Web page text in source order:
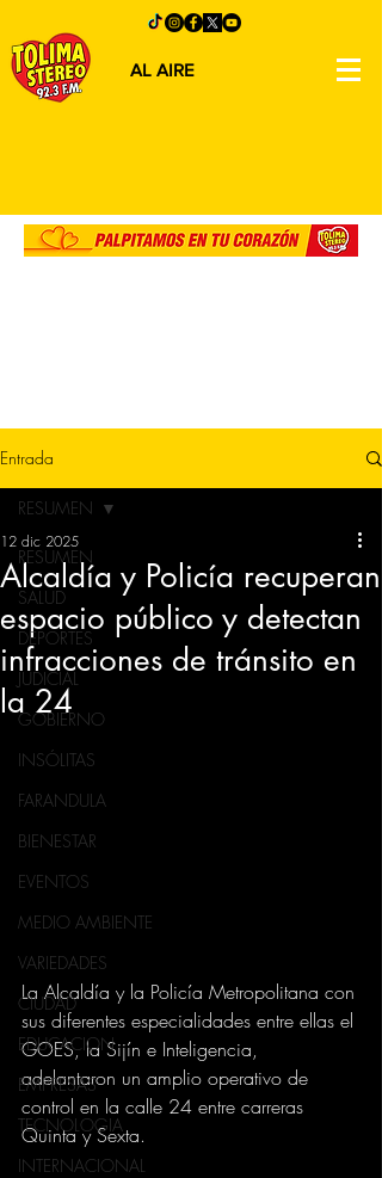
AL AIRE
Entrada
RESUMEN
SALUD
DEPORTES
JUDICIAL
GOBIERNO
INSÓLITAS
FARANDULA
BIENESTAR
EVENTOS
MEDIO AMBIENTE
VARIEDADES
CIUDAD
EDUCACION
EMPRESAS
TECNOLOGIA
INTERNACIONAL
RESUMEN
Alcaldía y Policía recuperan
espacio público y detectan
infracciones de tránsito en
la 24
12 dic 2025
La Alcaldía y la Policía Metropolitana con
sus diferentes especialidades entre ellas el
GOES, la Sijín e Inteligencia,
adelantaron un amplio operativo de
control en la calle 24 entre carreras
Quinta y Sexta.